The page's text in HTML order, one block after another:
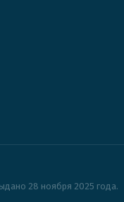
28 ноября 2025 года.